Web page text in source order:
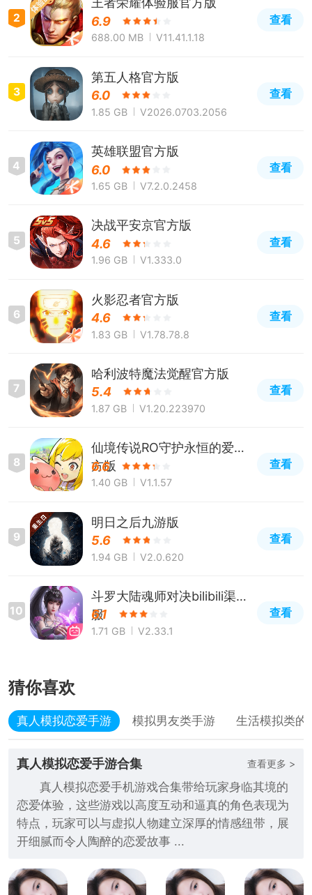
2
6.9
688.00 MB V11.41.1.18
查看
3
第五人格官方版
6.0
1.85 GB V2026.0703.2056
查看
4
英雄联盟官方版
6.0
1.65 GB V7.2.0.2458
查看
5
决战平安京官方版
4.6
1.96 GB V1.333.0
查看
6
火影忍者官方版
4.6
1.83 GB V1.78.78.8
查看
7
哈利波特魔法觉醒官方版
5.4
1.87 GB V1.20.223970
查看
8
仙境传说RO守护永恒的爱官
方版
6.6
1.40 GB V1.1.57
查看
9
明日之后九游版
5.6
1.94 GB V2.0.620
查看
10
斗罗大陆魂师对决bilibili渠道
服
6.1
1.71 GB V2.33.1
查看
猜你喜欢
真人模拟恋爱手游 模拟男友类手游 生活模拟类的
真人模拟恋爱手游合集 查看更多 >
真人模拟恋爱手机游戏合集带给玩家身临其境的
恋爱体验，这些游戏以高度互动和逼真的角色表现为
特点，玩家可以与虚拟人物建立深厚的情感纽带，展
开细腻而令人陶醉的恋爱故事 ...